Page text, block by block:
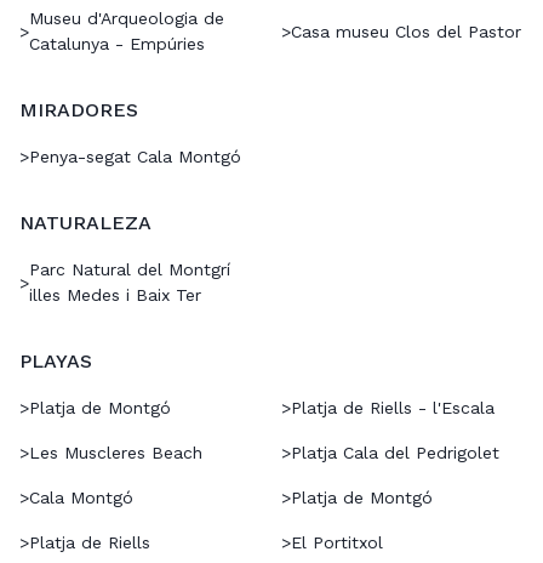
>
Museu d'Arqueologia de
Catalunya - Empúries
>Casa museu Clos del Pastor
MIRADORES
>Penya-segat Cala Montgó
NATURALEZA
>
Parc Natural del Montgrí
illes Medes i Baix Ter
PLAYAS
>Platja de Montgó >Platja de Riells - l'Escala
>Les Muscleres Beach >Platja Cala del Pedrigolet
>Cala Montgó >Platja de Montgó
>Platja de Riells >El Portitxol